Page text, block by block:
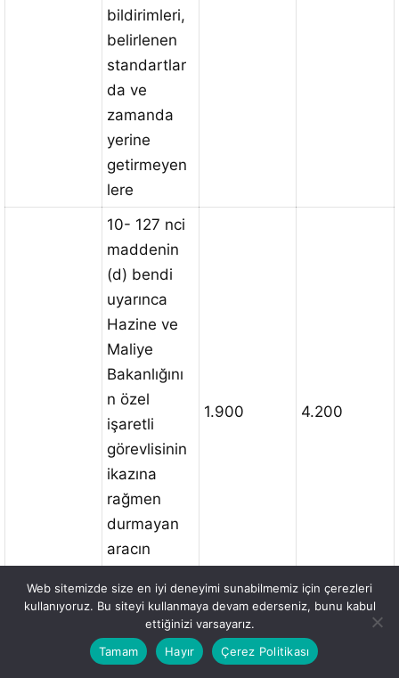
bildirimleri,
belirlenen
standartlar
da ve
zamanda
yerine
getirmeyen
lere
10- 127 nci
maddenin
(d) bendi
uyarınca
Hazine ve
Maliye
Bakanlığını
n özel
işaretli
görevlisinin
ikazına
rağmen
durmayan
aracın
adına
1.900 4.200
11-Tasdik
Raporu
Web sitemizde size en iyi deneyimi sunabilmemiz için çerezleri
kullanıyoruz. Bu siteyi kullanmaya devam ederseniz, bunu kabul
ettiğinizi varsayarız.
Tamam
Hayır Çerez Politikası